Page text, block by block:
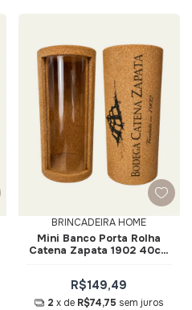
BRINCADEIRA HOME
Mini Banco Porta Rolha
Catena Zapata 1902 40cm
R$149,49
2 x de R$74,75 sem juros